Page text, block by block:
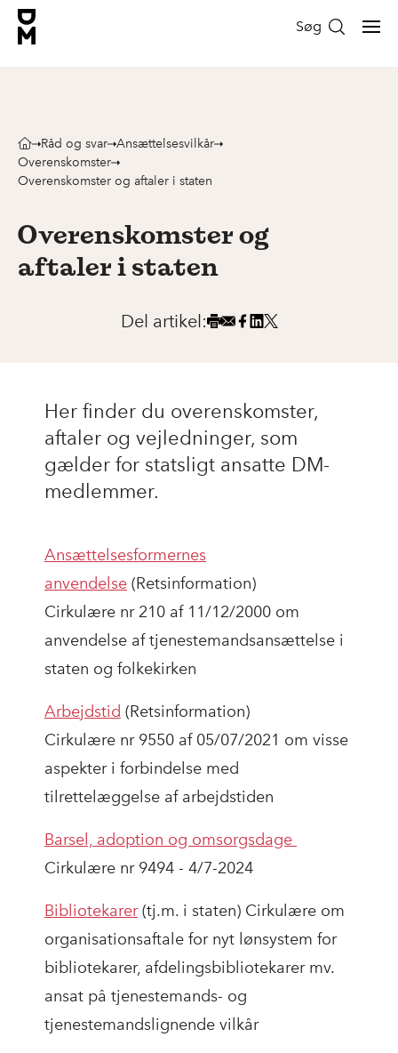
Søg
Råd og svar Ansættelsesvilkår
Overenskomster
Overenskomster og aftaler i staten
Overenskomster og
aftaler i staten
Del artikel:
Her finder du overenskomster,
aftaler og vejledninger, som
gælder for statsligt ansatte DM-
medlemmer.
Ansættelsesformernes
anvendelse (Retsinformation)
Cirkulære nr 210 af 11/12/2000 om
anvendelse af tjenestemandsansættelse i
staten og folkekirken
Arbejdstid (Retsinformation)
Cirkulære nr 9550 af 05/07/2021 om visse
aspekter i forbindelse med
tilrettelæggelse af arbejdstiden
Barsel, adoption og omsorgsdage
Cirkulære nr 9494 - 4/7-2024
Bibliotekarer(tj.m. i staten) Cirkulære om
organisationsaftale for nyt lønsystem for
bibliotekarer, afdelingsbibliotekarer mv.
ansat på tjenestemands- og
tjenestemandslignende vilkår